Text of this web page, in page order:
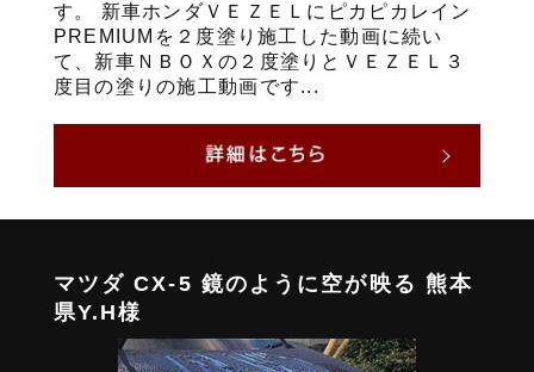
す。 新車ホンダＶＥＺＥＬにピカピカレイン
PREMIUMを２度塗り施工した動画に続い
て、新車ＮＢＯＸの２度塗りとＶＥＺＥＬ３
度目の塗りの施工動画です...
マツダ CX-5 鏡のように空が映る 熊本
県Y.H様